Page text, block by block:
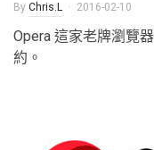
By Chris.L 2016-02-10
Opera 這家老牌瀏覽
約。